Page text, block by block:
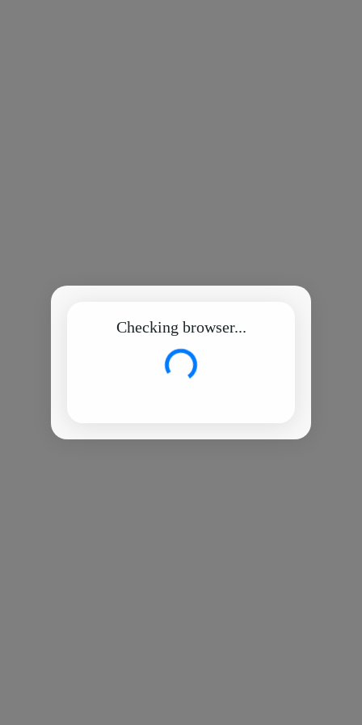
Checking browser...